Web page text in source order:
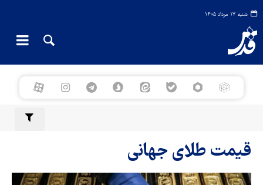
شنبه ۱۷ مرداد ۱۴۰۵
قیمت طلای جهانی